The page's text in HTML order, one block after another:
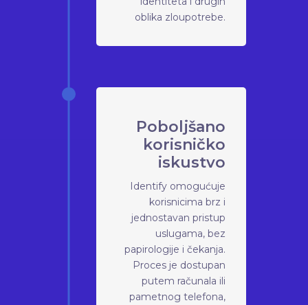
oblika zloupotrebe.
Poboljšano
korisničko
iskustvo
Identify omogućuje
korisnicima brz i
jednostavan pristup
uslugama, bez
papirologije i čekanja.
Proces je dostupan
putem računala ili
pametnog telefona,